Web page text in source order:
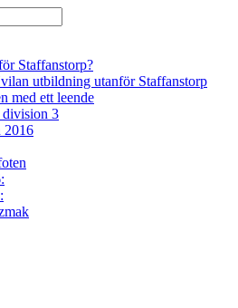
Staffanstorp?
utbildning utanför Staffanstorp
med ett leende
division 3
2016